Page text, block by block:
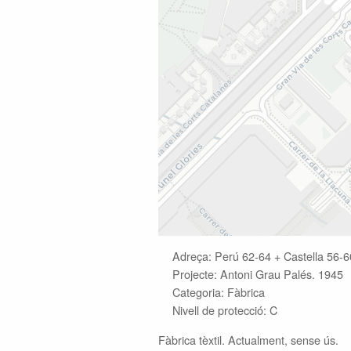
Adreça: Perú 62-64 + Castella 56-
Projecte: Antoni Grau Palés. 1945
Categoria: Fàbrica
Nivell de protecció: C
Fàbrica tèxtil. Actualment, sense ús.